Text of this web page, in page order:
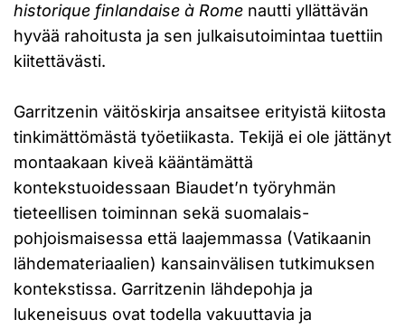
historique finlandaise à Rome nautti yllättävän
hyvää rahoitusta ja sen julkaisutoimintaa tuettiin
kiitettävästi.
Garritzenin väitöskirja ansaitsee erityistä kiitosta
tinkimättömästä työetiikasta. Tekijä ei ole jättänyt
montaakaan kiveä kääntämättä
kontekstuoidessaan Biaudet’n työryhmän
tieteellisen toiminnan sekä suomalais-
pohjoismaisessa että laajemmassa (Vatikaanin
lähdemateriaalien) kansainvälisen tutkimuksen
kontekstissa. Garritzenin lähdepohja ja
lukeneisuus ovat todella vakuuttavia ja